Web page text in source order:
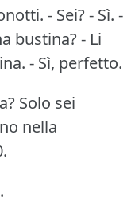
- Sei? - Sì. -
bustina? - Li
- Sì, perfetto.
Solo sei
nella